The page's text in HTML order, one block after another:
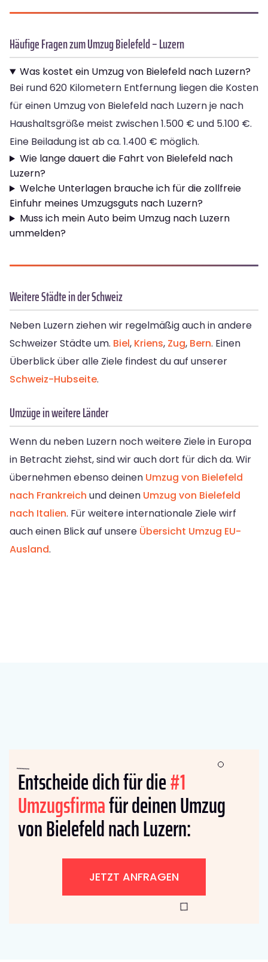
Häufige Fragen zum Umzug Bielefeld – Luzern
Was kostet ein Umzug von Bielefeld nach Luzern?
Bei rund 620 Kilometern Entfernung liegen die Kosten
für einen Umzug von Bielefeld nach Luzern je nach
Haushaltsgröße meist zwischen 1.500 € und 5.100 €.
Eine Beiladung ist ab ca. 1.400 € möglich.
Wie lange dauert die Fahrt von Bielefeld nach
Luzern?
Welche Unterlagen brauche ich für die zollfreie
Einfuhr meines Umzugsguts nach Luzern?
Muss ich mein Auto beim Umzug nach Luzern
ummelden?
Weitere Städte in der Schweiz
Neben Luzern ziehen wir regelmäßig auch in andere
Schweizer Städte um. Biel, Kriens, Zug, Bern. Einen
Überblick über alle Ziele findest du auf unserer
Schweiz-Hubseite.
Umzüge in weitere Länder
Wenn du neben Luzern noch weitere Ziele in Europa
in Betracht ziehst, sind wir auch dort für dich da. Wir
übernehmen ebenso deinen Umzug von Bielefeld
nach Frankreich und deinen Umzug von Bielefeld
nach Italien. Für weitere internationale Ziele wirf
auch einen Blick auf unsere Übersicht Umzug EU-
Ausland.
Entscheide dich für die#1
Umzugsfirmafür deinen Umzug
von Bielefeld nach Luzern:
JETZT ANFRAGEN